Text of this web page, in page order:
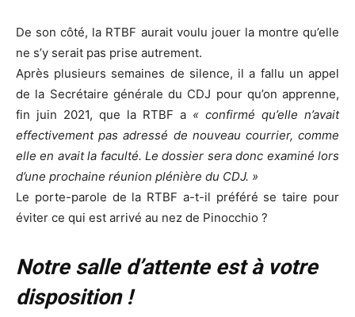
De son côté, la RTBF aurait voulu jouer la montre qu’elle
ne s’y serait pas prise autrement.
Après plusieurs semaines de silence, il a fallu un appel
de la Secrétaire générale du CDJ pour qu’on apprenne,
fin juin 2021, que la RTBF a « confirmé qu’elle n’avait
effectivement pas adressé de nouveau courrier, comme
elle en avait la faculté. Le dossier sera donc examiné lors
d’une prochaine réunion plénière du CDJ. »
Le porte-parole de la RTBF a-t-il préféré se taire pour
éviter ce qui est arrivé au nez de Pinocchio ?
Notre salle d’attente est à votre
disposition !